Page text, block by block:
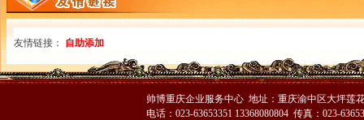
云县消委建立公用企业重点企业联系会议制度
市渝中区工商代办局采取措施规范全系统执法收费行为
沙坪坝局重庆代办营业执照六项措施化学校周边环境整
垫江局五项措施积开展“3•15”重庆代办公司活动
璧山局四措并举深入开展整顿酒类市重庆代办公司场
秀山局化监管力保“两会”重庆代办公司期间食品安全
多家媒体对巴南花溪工商所快速处理消费申诉进行跟踪报道
友情链接： 自助添加
帅博重庆企业服务中心 地址：重庆渝中区大坪莲
电话：023-63653351 13368080804 传真：023-